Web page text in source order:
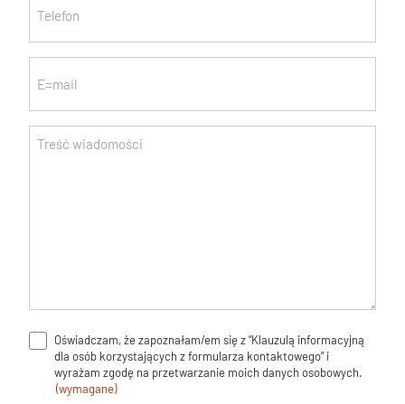
(wymagane)
Wiadomość
Klauzula
informacyjna
(wymagane)
Oświadczam, że zapoznałam/em się z “Klauzulą informacyjną
dla osób korzystających z formularza kontaktowego” i
wyrażam zgodę na przetwarzanie moich danych osobowych.
(wymagane)